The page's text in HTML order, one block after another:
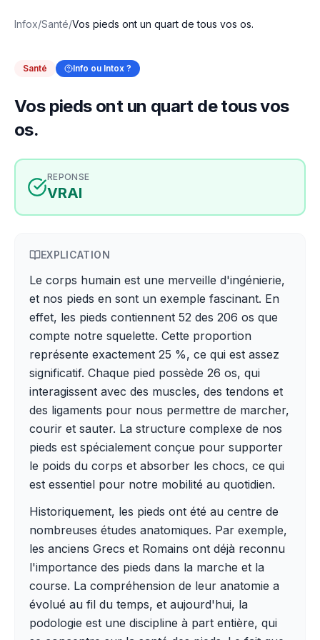
Infox/Santé/Vos pieds ont un quart de tous vos os.
Santé Info ou Intox ?
Vos pieds ont un quart de tous vos
os.
REPONSE
VRAI
EXPLICATION
Le corps humain est une merveille d'ingénierie,
et nos pieds en sont un exemple fascinant. En
effet, les pieds contiennent 52 des 206 os que
compte notre squelette. Cette proportion
représente exactement 25 %, ce qui est assez
significatif. Chaque pied possède 26 os, qui
interagissent avec des muscles, des tendons et
des ligaments pour nous permettre de marcher,
courir et sauter. La structure complexe de nos
pieds est spécialement conçue pour supporter
le poids du corps et absorber les chocs, ce qui
est essentiel pour notre mobilité au quotidien.
Historiquement, les pieds ont été au centre de
nombreuses études anatomiques. Par exemple,
les anciens Grecs et Romains ont déjà reconnu
l'importance des pieds dans la marche et la
course. La compréhension de leur anatomie a
évolué au fil du temps, et aujourd'hui, la
podologie est une discipline à part entière, qui